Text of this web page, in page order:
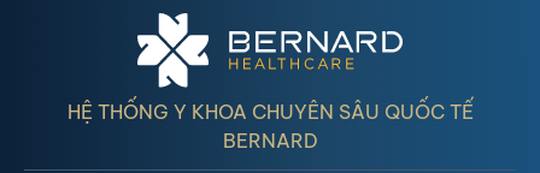
HỆ THỐNG Y KHOA CHUYÊN SÂU QUỐC TẾ
BERNARD